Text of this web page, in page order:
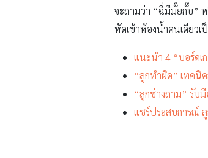
จะถามว่า “ฉี่มีมั้ยกั๊บ” ห
หัดเข้าห้องน้ำคนเดียวเ
แนะนำ 4 “บอร์ดเ
“ลูกทำผิด” เทคนิ
“ลูกช่างถาม” รับ
แชร์ประสบการณ์ ลู